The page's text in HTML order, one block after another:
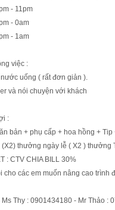
- 11pm
- 0am
- 1am
việc :
uống ( rất đơn giản ).
và nói chuyện với khách
:
bản + phụ cấp + hoa hồng + Tip
(X2) thưởng ngày lễ ( X2 ) thưởng
: CTV CHIA BILL 30%
cho các em muốn nâng cao
Ms Thy : 0901434180 - Mr Thảo :